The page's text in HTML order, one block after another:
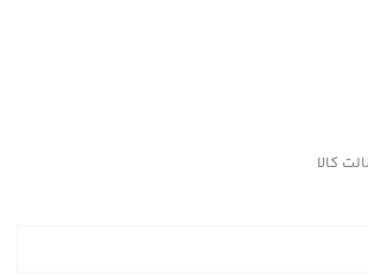
کالا